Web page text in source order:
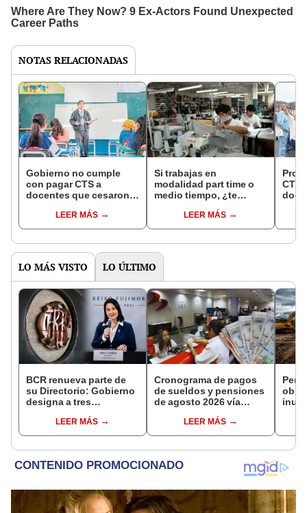
NOTAS RELACIONADAS
Gobierno no cumple
con pagar CTS a
docentes que cesaron
LEER MÁS
Si trabajas en
modalidad part time o
medio tiempo, ¿te
gratificación de julio
2023?
LEER MÁS
CTS
LO MÁS VISTO LO ÚLTIMO
BCR renueva parte de
su Directorio: Gobierno
designa a tres
EjecutivoLEER MÁS
Cronograma de pagos
de sueldos y pensiones
de agosto 2026 vía
conoce las fechas de
depósito
LEER MÁS
Perú